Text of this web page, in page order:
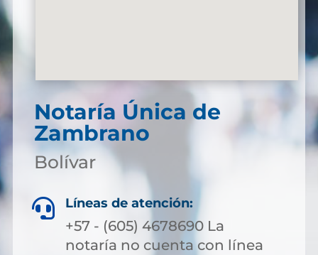
Notaría Única de
Zambrano
Bolívar
 Líneas de atención:
+57 - (605) 4678690 La
notaría no cuenta con línea